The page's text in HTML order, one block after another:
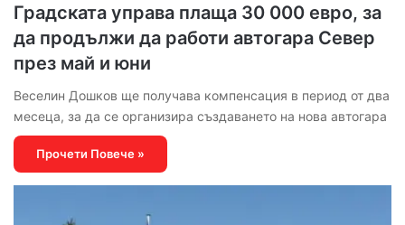
Градската управа плаща 30 000 евро, за
да продължи да работи автогара Север
през май и юни
Веселин Дошков ще получава компенсация в период от два
месеца, за да се организира създаването на нова автогара
Прочети Повече »